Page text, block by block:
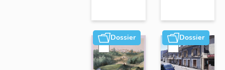
Dossier Dossier